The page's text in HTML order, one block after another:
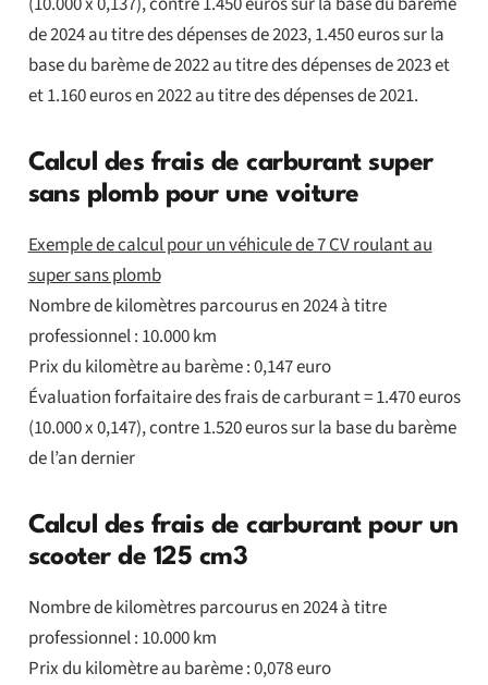
de 2024 au titre des dépenses de 2023, 1.450 euros sur la
base du barème de 2022 au titre des dépenses de 2023 et
et 1.160 euros en 2022 au titre des dépenses de 2021.
Calcul des frais de carburant super
sans plomb pour une voiture
Exemple de calcul pour un véhicule de 7 CV roulant au
super sans plomb
Nombre de kilomètres parcourus en 2024 à titre
professionnel : 10.000 km
Prix du kilomètre au barème : 0,147 euro
Évaluation forfaitaire des frais de carburant = 1.470 euros
(10.000 x 0,147), contre 1.520 euros sur la base du barème
de l’an dernier
Calcul des frais de carburant pour un
scooter de 125 cm3
Nombre de kilomètres parcourus en 2024 à titre
professionnel : 10.000 km
Prix du kilomètre au barème : 0,078 euro